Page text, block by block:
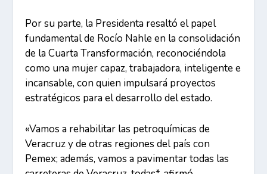
Por su parte, la Presidenta resaltó el papel
fundamental de Rocío Nahle en la consolidación
de la Cuarta Transformación, reconociéndola
como una mujer capaz, trabajadora, inteligente e
incansable, con quien impulsará proyectos
estratégicos para el desarrollo del estado.
«Vamos a rehabilitar las petroquímicas de
Veracruz y de otras regiones del país con
Pemex; además, vamos a pavimentar todas las